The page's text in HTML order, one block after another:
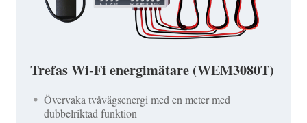
Trefas Wi-Fi energimätare (WEM3080T)
Övervaka tvåvägsenergi med en meter med
dubbelriktad funktion